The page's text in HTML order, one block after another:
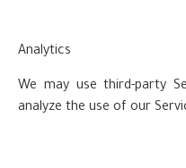
Analytics
We may use third-party
analyze the use of our